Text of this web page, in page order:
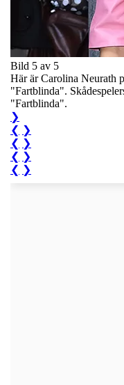
Bild 5 av 5
Här är Carolina Neurath
"Fartblinda".
"Fartblinda".
❯
❮ ❯
❮ ❯
❮ ❯
❮ ❯